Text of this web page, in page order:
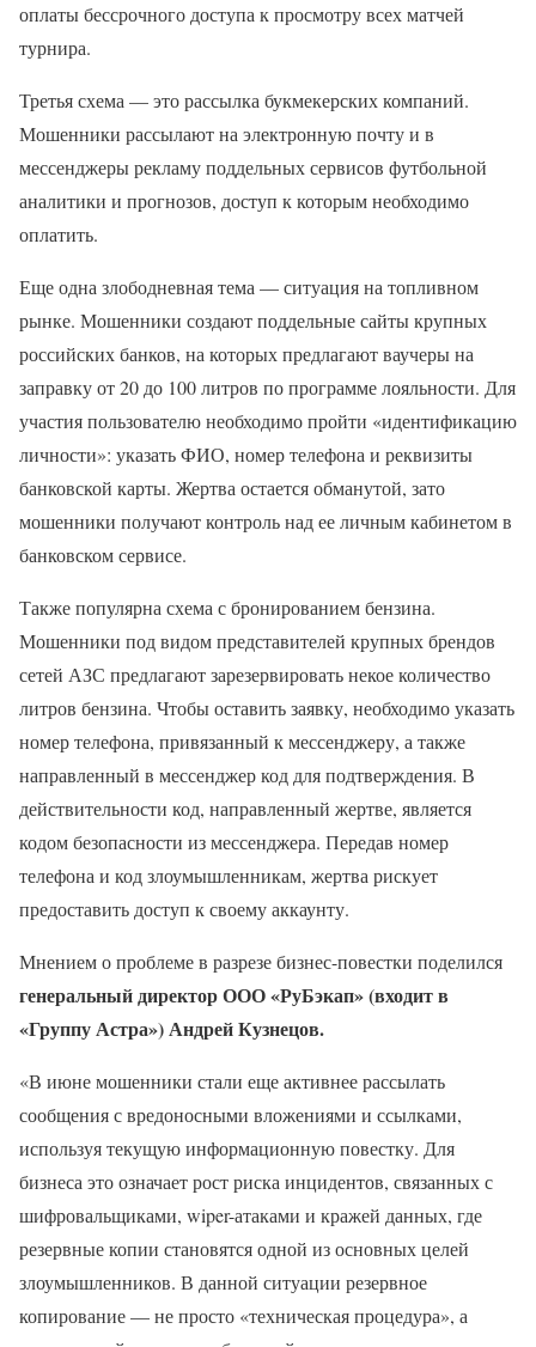
оплаты бессрочного доступа к просмотру всех матчей
турнира.
Третья схема — это рассылка букмекерских компаний.
Мошенники рассылают на электронную почту и в
мессенджеры рекламу поддельных сервисов футбольной
аналитики и прогнозов, доступ к которым необходимо
оплатить.
Еще одна злободневная тема — ситуация на топливном
рынке. Мошенники создают поддельные сайты крупных
российских банков, на которых предлагают ваучеры на
заправку от 20 до 100 литров по программе лояльности. Для
участия пользователю необходимо пройти «идентификацию
личности»: указать ФИО, номер телефона и реквизиты
банковской карты. Жертва остается обманутой, зато
мошенники получают контроль над ее личным кабинетом в
банковском сервисе.
Также популярна схема с бронированием бензина.
Мошенники под видом представителей крупных брендов
сетей АЗС предлагают зарезервировать некое количество
литров бензина. Чтобы оставить заявку, необходимо указать
номер телефона, привязанный к мессенджеру, а также
направленный в мессенджер код для подтверждения. В
действительности код, направленный жертве, является
кодом безопасности из мессенджера. Передав номер
телефона и код злоумышленникам, жертва рискует
предоставить доступ к своему аккаунту.
Мнением о проблеме в разрезе бизнес-повестки поделился
генеральный директор ООО «РуБэкап» (входит в
«Группу Астра») Андрей Кузнецов.
«В июне мошенники стали еще активнее рассылать
сообщения с вредоносными вложениями и ссылками,
используя текущую информационную повестку. Для
бизнеса это означает рост риска инцидентов, связанных с
шифровальщиками, wiper-атаками и кражей данных, где
резервные копии становятся одной из основных целей
злоумышленников. В данной ситуации резервное
копирование — не просто «техническая процедура», а